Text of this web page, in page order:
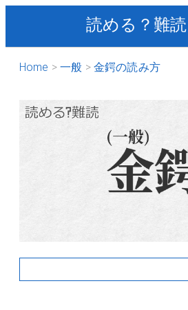
読める？難
Home 一般 金鍔の読み方